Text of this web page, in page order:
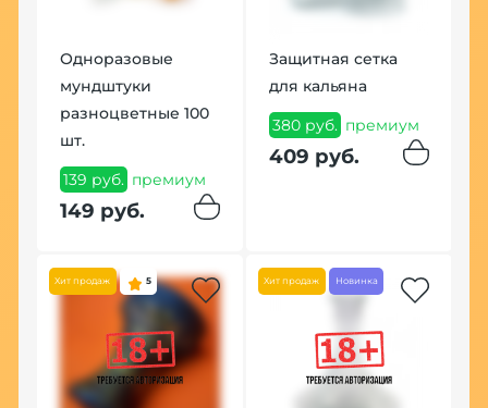
Одноразовые
мундштуки
разноцветные 100
шт.
139 руб. премиум
149 руб.
Защитная сетка
для кальяна
380 руб. премиум
409 руб.
Хит продаж 5 Хит продаж Новинка